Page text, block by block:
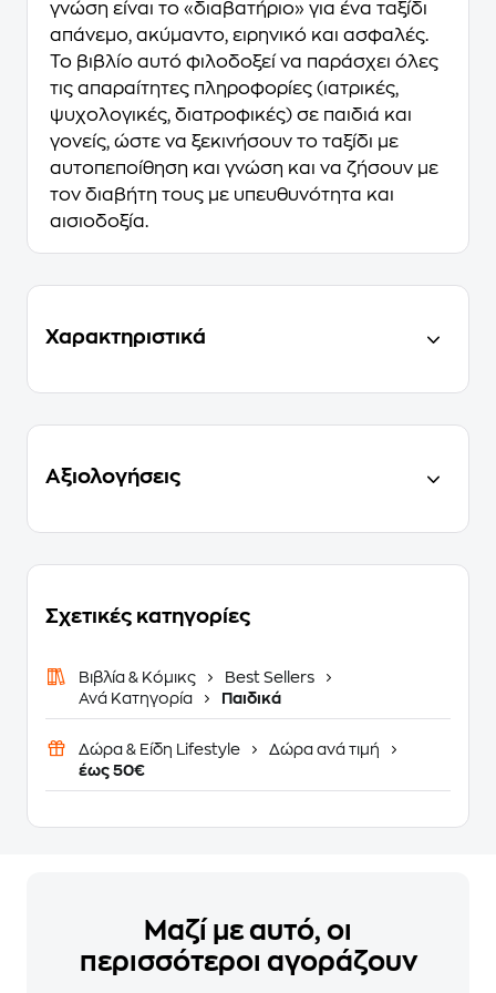
γνώση είναι το «διαβατήριο» για ένα ταξίδι
απάνεμο, ακύμαντο, ειρηνικό και ασφαλές.
Το βιβλίο αυτό φιλοδοξεί να παράσχει όλες
τις απαραίτητες πληροφορίες (ιατρικές,
ψυχολογικές, διατροφικές) σε παιδιά και
γονείς, ώστε να ξεκινήσουν το ταξίδι με
αυτοπεποίθηση και γνώση και να ζήσουν με
τον διαβήτη τους με υπευθυνότητα και
αισιοδοξία.
Χαρακτηριστικά
Αξιολογήσεις
Σχετικές κατηγορίες
Βιβλία & Κόμικς
Best Sellers
Ανά Κατηγορία
Παιδικά
Δώρα & Είδη Lifestyle
Δώρα ανά τιμή
έως 50€
Μαζί με αυτό, οι
περισσότεροι αγοράζουν